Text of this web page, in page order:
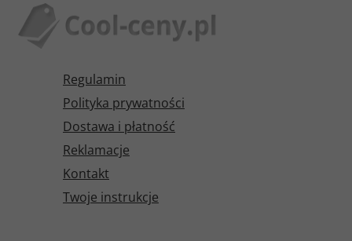
Regulamin
Polityka prywatności
Dostawa i płatność
Reklamacje
Kontakt
Twoje instrukcje